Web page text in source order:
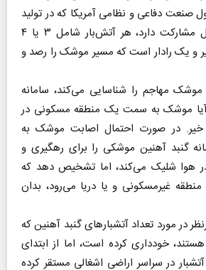
صنعت دفاعی و نظامی آمریکا که در تولید
این سامانه با اسرائیل مشارکت دارد، هر آتش‌بار شامل ۳ یا ۴
تامیر و یک رادار است که مسیر موشک را رصد و
مهاجم را شناسایی می‌کند، سامانه
موشک به سمت یک منطقه مسکونی در
در صورت احتمال اصابت موشک به
گنبد آهنین موشکی را برای رهگیری و
هوا شلیک می‌کند، اما تشخیص دهد که
غیرمسکونی و یا دریا می‌رود، بدان
در مورد تعداد آتشبار‌های گنبد آهنین که
خودداری کرده است، اما از ابتدای
سال ۲۰۲۱، اسرائیل ۱۰ آتشبار در سراسر اراضی اشغالی مستقر کرده